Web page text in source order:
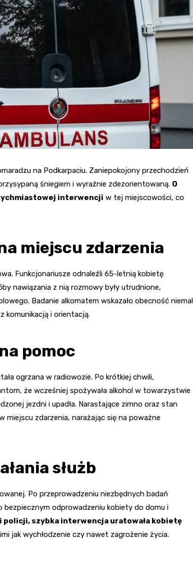
na Podkarpaciu. Zaniepokojony przechodzień
śniegiem i wyraźnie zdezorientowaną. O
interwencji w tej miejscowości, co
miejscu zdarzenia
Funkcjonariusze odnaleźli 65-letnią kobietę
nawiązania z nią rozmowy były utrudnione,
Badanie alkomatem wskazało obecność niemal
komunikacją i orientacją.
pomoc
ogrzana w radiowozie. Po krótkiej chwili,
że wcześniej spożywała alkohol w towarzystwie
jezdni i upadła. Narastające zimno oraz stan
miejscu zdarzenia, narażając się na poważne
służb
Po przeprowadzeniu niezbędnych badań
odprowadzeniu kobiety do domu i
i policji, szybka interwencja uratowała kobietę
jak wychłodzenie czy nawet zagrożenie życia.